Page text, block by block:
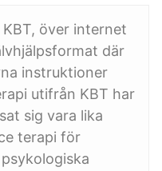
över internet
där
instruktioner
utifrån KBT har
sig vara lika
terapi för